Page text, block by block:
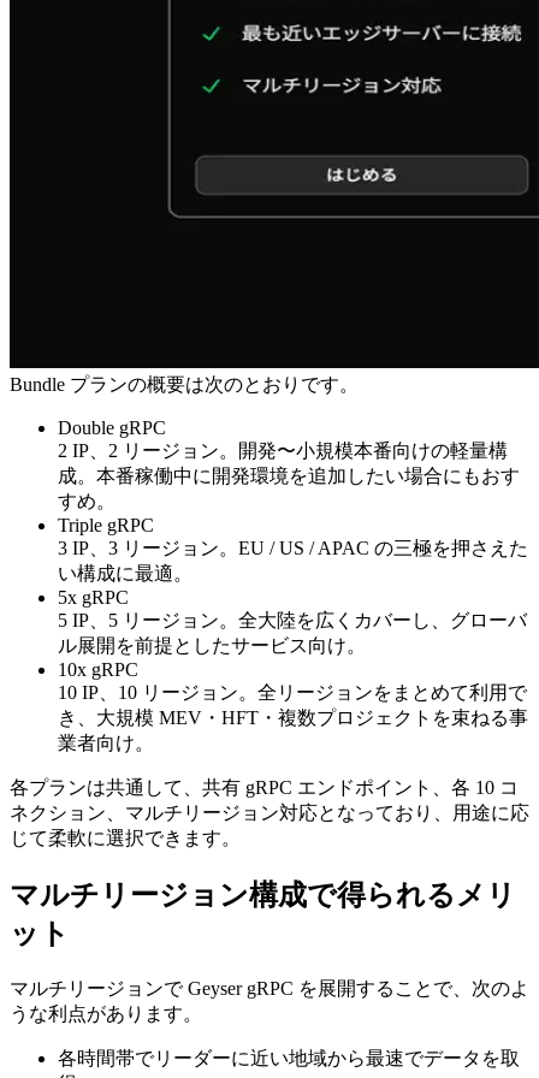
Bundle プランの概要は次のとおりです。
Double gRPC
2 IP、2 リージョン。開発〜小規模本番向けの軽量構
成。本番稼働中に開発環境を追加したい場合にもおす
すめ。
Triple gRPC
3 IP、3 リージョン。EU / US / APAC の三極を押さえた
い構成に最適。
5x gRPC
5 IP、5 リージョン。全大陸を広くカバーし、グローバ
ル展開を前提としたサービス向け。
10x gRPC
10 IP、10 リージョン。全リージョンをまとめて利用で
き、大規模 MEV・HFT・複数プロジェクトを束ねる事
業者向け。
各プランは共通して、共有 gRPC エンドポイント、各 10 コ
ネクション、マルチリージョン対応となっており、用途に応
じて柔軟に選択できます。
マルチリージョン構成で得られるメリ
ット
マルチリージョンで Geyser gRPC を展開することで、次のよ
うな利点があります。
各時間帯でリーダーに近い地域から最速でデータを取